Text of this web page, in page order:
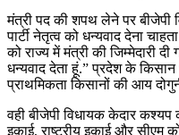
मंत्री पद की शपथ लेने पर बीजेपी
पार्टी नेतृत्व को धन्यवाद देना
को राज्य में मंत्री की जिम्मेदारी
धन्यवाद देता हूं.” प्रदेश के
प्राथमिकता किसानों की आय
वही बीजेपी विधायक केदार
इकाई, राष्ट्रीय इकाई और सीएम